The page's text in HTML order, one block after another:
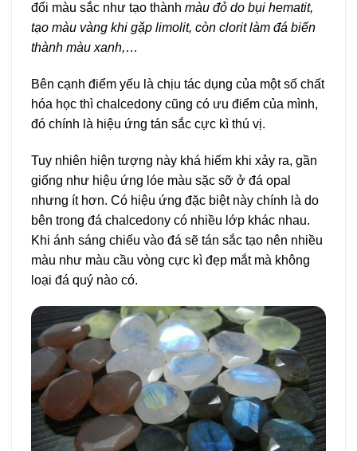
đổi màu sắc như tạo thành màu đỏ do bụi hematit,
tạo màu vàng khi gặp limolit, còn clorit làm đá biến
thành màu xanh,…
Bên cạnh điểm yếu là chịu tác dụng của một số chất
hóa học thì chalcedony cũng có ưu điểm của mình,
đó chính là hiệu ứng tán sắc cực kì thú vị.
Tuy nhiên hiện tượng này khá hiếm khi xảy ra, gần
giống như hiệu ứng lóe màu sặc sỡ ở đá opal
nhưng ít hơn. Có hiệu ứng đặc biệt này chính là do
bên trong đá chalcedony có nhiều lớp khác nhau.
Khi ánh sáng chiếu vào đá sẽ tán sắc tạo nên nhiều
màu như màu cầu vòng cực kì đẹp mắt mà không
loại đá quý nào có.